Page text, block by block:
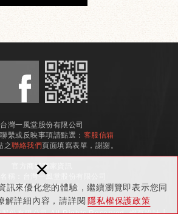
訊來優化您的體驗，繼續瀏覽即表示您同
解詳細內容，請詳閱 隱私權保護政策
×
台灣一風堂股份有限公司
繫或反映事項請點選： 客服信箱
之聯絡我們頁面填寫表單，謝謝。
官方商城商家資訊
名稱：台灣一風堂股份有限公司
​​​​​​​統一編號：53697365
份有限公司 All Rights Reserved.網頁設計│